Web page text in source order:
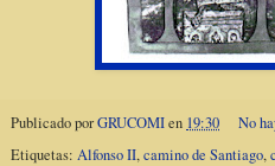
Publicado porGRUCOMIen 19:30
No
Etiquetas: Alfonso II,camino de Santiago,